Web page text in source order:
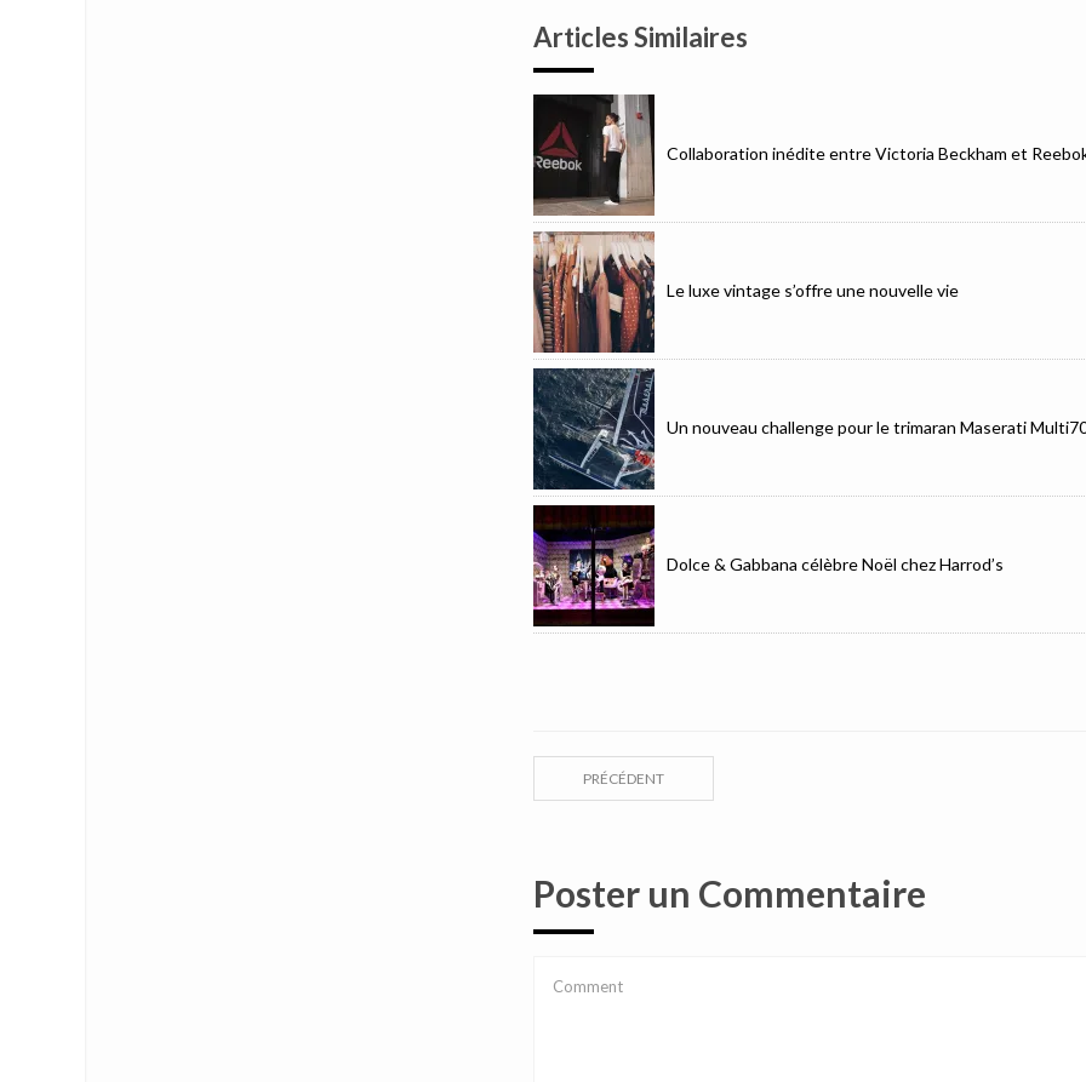
Articles Similaires
Collaboration inédite entre Victoria Beckham et
Le luxe vintage s’offre une nouvelle vie
Un nouveau challenge pour le trimaran Maserati
Dolce & Gabbana célèbre Noël chez Harrod’s
PRÉCÉDENT
Poster un Commentaire